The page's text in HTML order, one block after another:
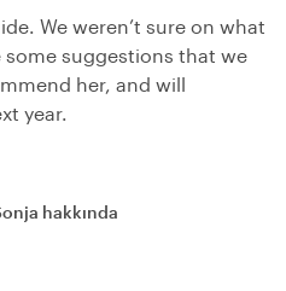
We weren’t sure on what
suggestions that we
her, and will
year.
hakkında